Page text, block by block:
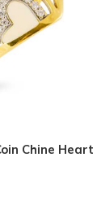
Chine Heart